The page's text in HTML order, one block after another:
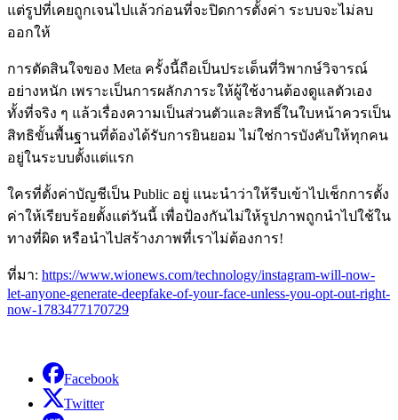
แต่รูปที่เคยถูกเจนไปแล้วก่อนที่จะปิดการตั้งค่า ระบบจะไม่ลบ
ออกให้
การตัดสินใจของ Meta ครั้งนี้ถือเป็นประเด็นที่วิพากษ์วิจารณ์
อย่างหนัก เพราะเป็นการผลักภาระให้ผู้ใช้งานต้องดูแลตัวเอง
ทั้งที่จริง ๆ แล้วเรื่องความเป็นส่วนตัวและสิทธิ์ในใบหน้าควรเป็น
สิทธิขั้นพื้นฐานที่ต้องได้รับการยินยอม ไม่ใช่การบังคับให้ทุกคน
อยู่ในระบบตั้งแต่แรก
ใครที่ตั้งค่าบัญชีเป็น Public อยู่ แนะนำว่าให้รีบเข้าไปเช็กการตั้ง
ค่าให้เรียบร้อยตั้งแต่วันนี้ เพื่อป้องกันไม่ให้รูปภาพถูกนำไปใช้ใน
ทางที่ผิด หรือนำไปสร้างภาพที่เราไม่ต้องการ!
ที่มา: https://www.wionews.com/technology/instagram-will-now-
let-anyone-generate-deepfake-of-your-face-unless-you-opt-out-right-
now-1783477170729
Facebook
Twitter